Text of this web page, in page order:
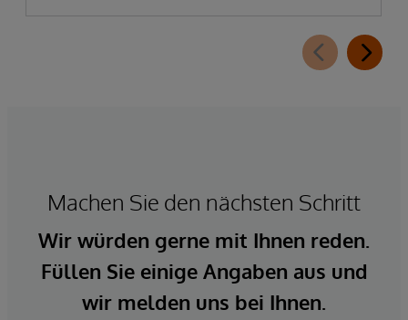
Machen Sie den nächsten Schritt
Wir würden gerne mit Ihnen reden.
Füllen Sie einige Angaben aus und
wir melden uns bei Ihnen.